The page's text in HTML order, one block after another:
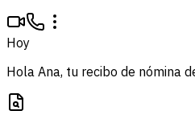
Hoy
Hola Ana, tu recibo de nómina